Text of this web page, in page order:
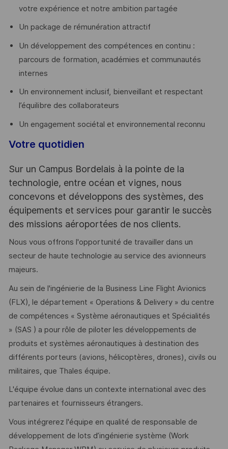
votre expérience et notre ambition partagée
Un package de rémunération attractif
Un développement des compétences en continu :
parcours de formation, académies et communautés
internes
Un environnement inclusif, bienveillant et respectant
l’équilibre des collaborateurs
Un engagement sociétal et environnemental reconnu
Votre quotidien
Sur un Campus Bordelais à la pointe de la
technologie, entre océan et vignes, nous
concevons et développons des systèmes, des
équipements et services pour garantir le succès
des missions aéroportées de nos clients.
Nous vous offrons l'opportunité de travailler dans un
secteur de haute technologie au service des avionneurs
majeurs.
Au sein de l'ingénierie de la Business Line Flight Avionics
(FLX), le département « Operations & Delivery » du centre
de compétences « Système aéronautiques et Spécialités
» (SAS ) a pour rôle de piloter les développements de
produits et systèmes aéronautiques à destination des
différents porteurs (avions, hélicoptères, drones), civils ou
militaires, que Thales équipe.
L'équipe évolue dans un contexte international avec des
partenaires et fournisseurs étrangers.
Vous intégrerez l'équipe en qualité de responsable de
développement de lots d’ingénierie système (Work